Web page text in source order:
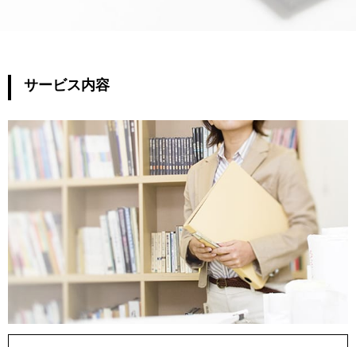
サービス内容